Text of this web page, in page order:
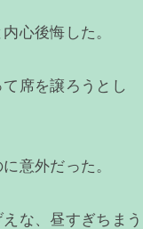
心後悔した。
席を譲ろうとし
意外だった。
な、昼すぎちまう